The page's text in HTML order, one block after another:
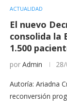
ACTUALIDAD
El nuevo
consolida la
1.500
por Admin
Autoría: Ariadna
reconversión